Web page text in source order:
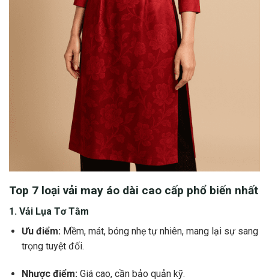
Top 7 loại vải may áo dài cao cấp phổ biến nhất
1. Vải Lụa Tơ Tằm
Ưu điểm:Mềm, mát, bóng nhẹ tự nhiên, mang lại sự sang
trọng tuyệt đối.
Nhược điểm: Giá cao, cần bảo quản kỹ.